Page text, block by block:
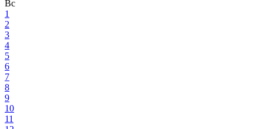
Вс
1
2
3
4
5
6
7
8
9
10
11